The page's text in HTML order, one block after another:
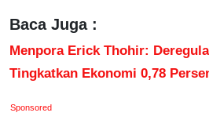
Baca Juga :
Menpora Erick Thohir:
Tingkatkan Ekonomi 0,78
Sponsored